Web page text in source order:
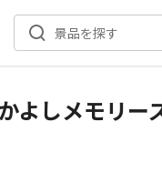
景品を探す
よしメモリー